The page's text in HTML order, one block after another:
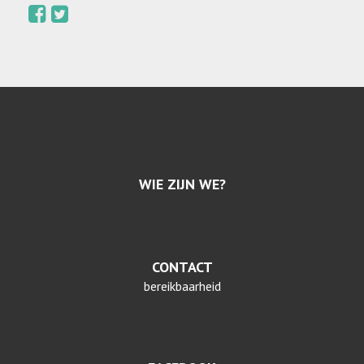
WIE ZIJN WE?
CONTACT
bereikbaarheid